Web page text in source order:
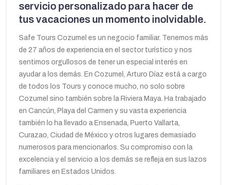
servicio personalizado para hacer de
tus vacaciones un momento inolvidable.
Safe Tours Cozumel es un negocio familiar. Tenemos más
de 27 años de experiencia en el sector turístico y nos
sentimos orgullosos de tener un especial interés en
ayudar a los demás. En Cozumel, Arturo Díaz está a cargo
de todos los Tours y conoce mucho, no solo sobre
Cozumel sino también sobre la Riviera Maya. Ha trabajado
en Cancún, Playa del Carmen y su vasta experiencia
también lo ha llevado a Ensenada, Puerto Vallarta,
Curazao, Ciudad de México y otros lugares demasiado
numerosos para mencionarlos. Su compromiso con la
excelencia y el servicio a los demás se refleja en sus lazos
familiares en Estados Unidos.